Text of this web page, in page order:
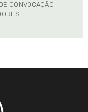
CONVOCAÇÃO –
…